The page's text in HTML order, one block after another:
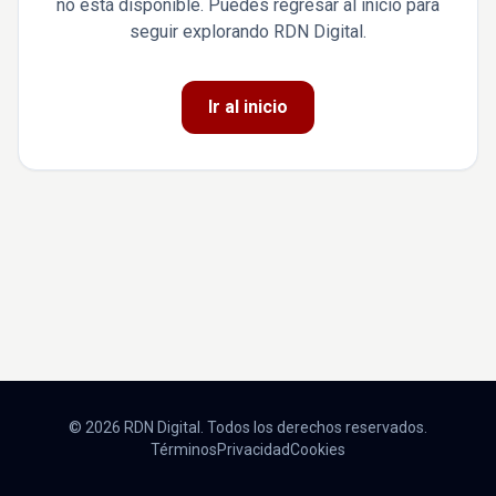
no está disponible. Puedes regresar al inicio para
seguir explorando RDN Digital.
Ir al inicio
© 2026 RDN Digital. Todos los derechos reservados.
TérminosPrivacidadCookies